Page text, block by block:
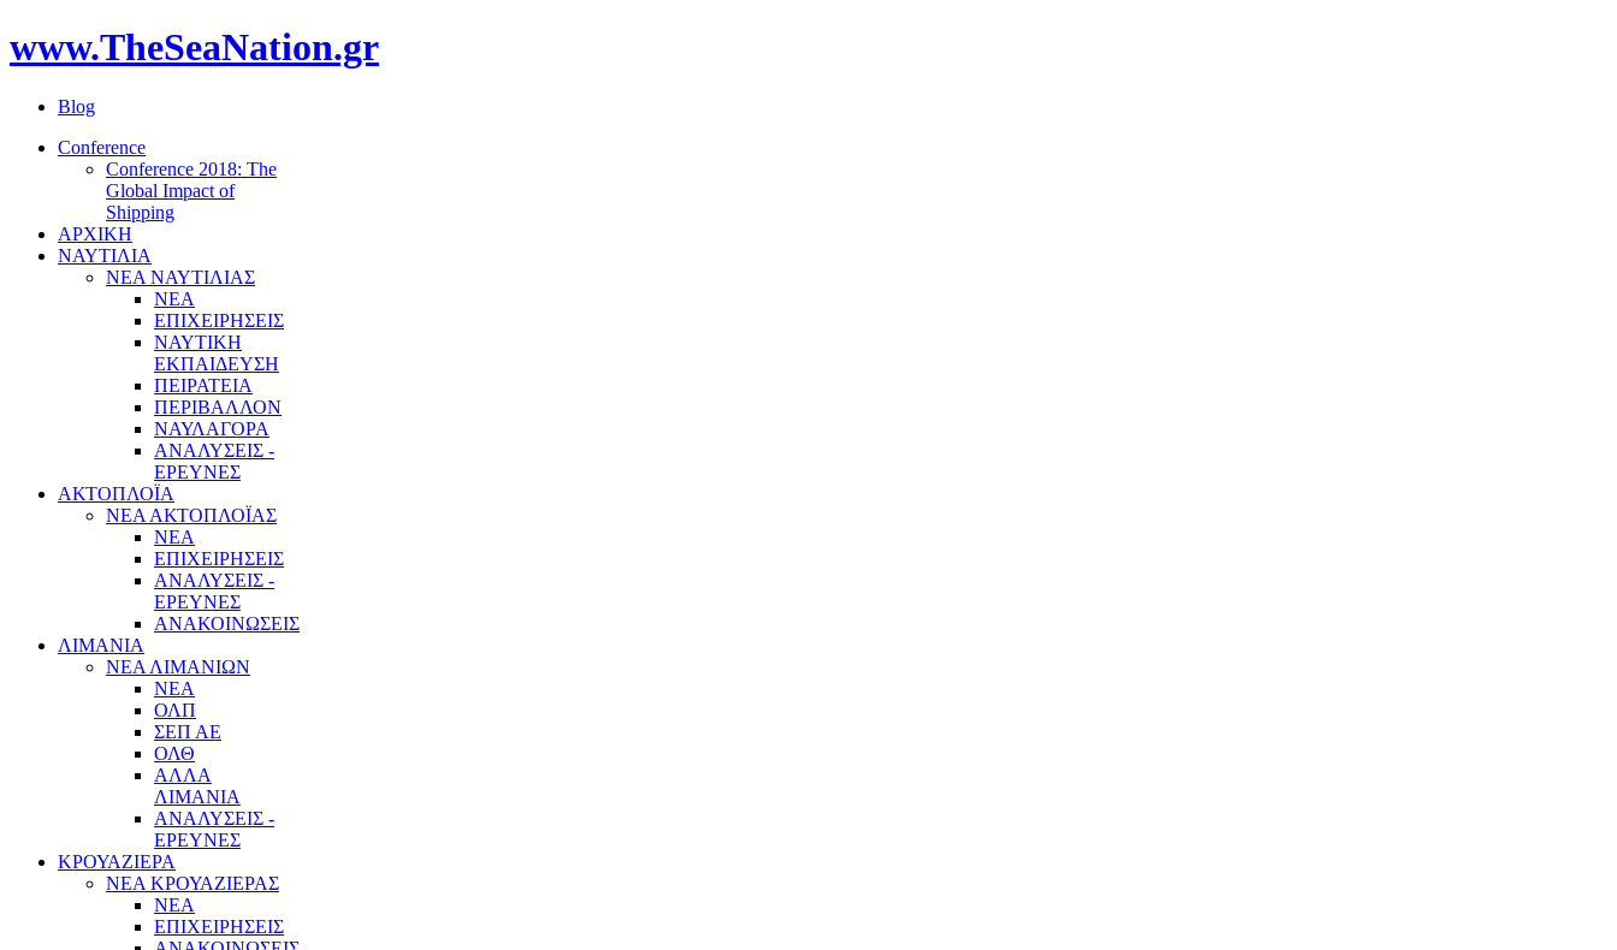
www.TheSeaNation.gr
Blog
Conference
Conference 2018: The
Global Impact of
Shipping
ΑΡΧΙΚΗ
ΝΑΥΤΙΛΙΑ
ΝΕΑ ΝΑΥΤΙΛΙΑΣ
ΝΕΑ
ΕΠΙΧΕΙΡΗΣΕΙΣ
ΝΑΥΤΙΚΗ
ΕΚΠΑΙΔΕΥΣΗ
ΠΕΙΡΑΤΕΙΑ
ΠΕΡΙΒΑΛΛΟΝ
ΝΑΥΛΑΓΟΡΑ
ΑΝΑΛΥΣΕΙΣ -
ΕΡΕΥΝΕΣ
ΑΚΤΟΠΛΟΪΑ
ΝΕΑ ΑΚΤΟΠΛΟΪΑΣ
ΝΕΑ
ΕΠΙΧΕΙΡΗΣΕΙΣ
ΑΝΑΛΥΣΕΙΣ -
ΕΡΕΥΝΕΣ
ΑΝΑΚΟΙΝΩΣΕΙΣ
ΛΙΜΑΝΙΑ
ΝΕΑ ΛΙΜΑΝΙΩΝ
ΝΕΑ
ΟΛΠ
ΣΕΠ ΑΕ
ΟΛΘ
ΑΛΛΑ
ΛΙΜΑΝΙΑ
ΑΝΑΛΥΣΕΙΣ -
ΕΡΕΥΝΕΣ
ΚΡΟΥΑΖΙΕΡΑ
ΝΕΑ ΚΡΟΥΑΖΙΕΡΑΣ
NEA
ΕΠΙΧΕΙΡΗΣΕΙΣ